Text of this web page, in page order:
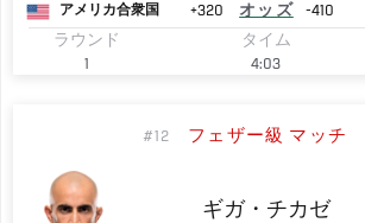
アメリカ合衆国 +320 オッズ -410
ラウンド
1
タイム
4:03
#12 フェザー級 マッチ
ギガ・チカゼ